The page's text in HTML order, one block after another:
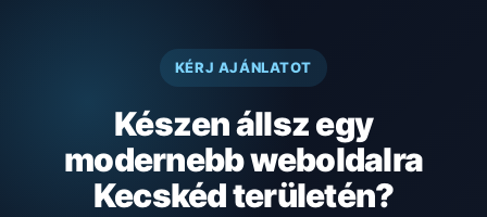
KÉRJ AJÁNLATOT
Készen állsz egy
modernebb weboldalra
Kecskéd területén?